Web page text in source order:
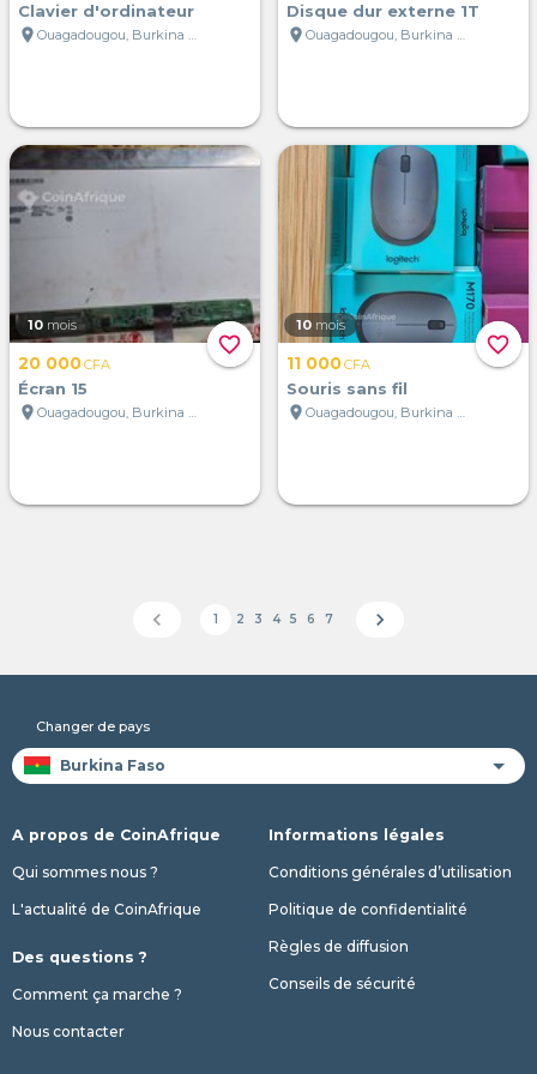
Clavier d'ordinateur
location_on
Ouagadougou, Burkina Faso
Disque dur externe 1T
location_on
Ouagadougou, Burkina Faso
favorite_border
10 mois
20 000CFA
Écran 15
location_on
Ouagadougou, Burkina Faso
favorite_border
10 mois
11 000CFA
Souris sans fil
location_on
Ouagadougou, Burkina Faso
chevron_left 1 2 3 4 5 6 7 chevron_right
Changer de pays
A propos de CoinAfrique
Qui sommes nous ?
L'actualité de CoinAfrique
Des questions ?
Comment ça marche ?
Nous contacter
Informations légales
Conditions générales d’utilisation
Politique de confidentialité
Règles de diffusion
Conseils de sécurité